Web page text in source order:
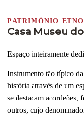
PATRIMÓNIO
Casa Museu
Espaço inteiramente
Instrumento tão típico
história através de um
se destacam acordeões,
outros, cujo